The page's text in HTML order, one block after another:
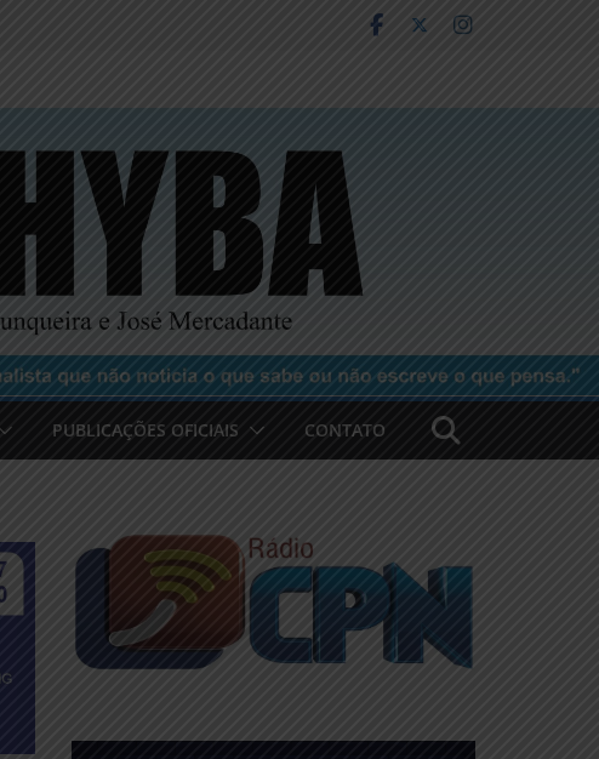
PUBLICAÇÕES OFICIAIS CONTATO